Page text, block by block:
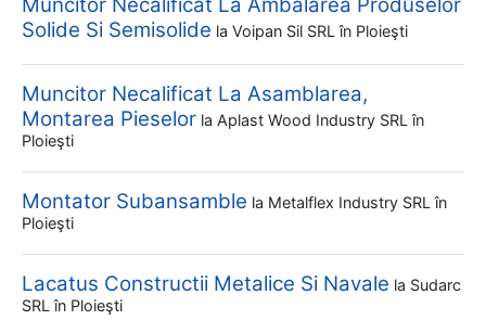
Solide Si Semisolide la Voipan Sil SRL în Ploieşti
Muncitor Necalificat La Asamblarea,
Montarea Pieselor la Aplast Wood Industry SRL în
Ploieşti
Montator Subansamble la Metalflex Industry SRL în
Ploieşti
Lacatus Constructii Metalice Si Navale la Sudarc
SRL în Ploieşti